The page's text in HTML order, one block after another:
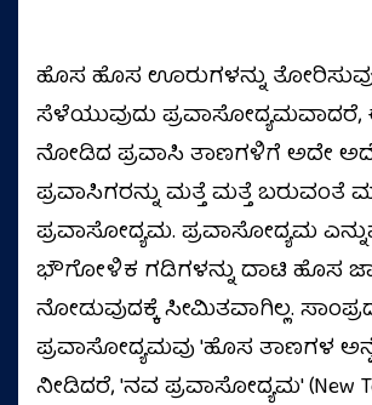
ಹೊಸ ಹೊಸ ಊರುಗಳನ್ನು
ಸೆಳೆಯುವುದು ಪ್ರವಾಸೋದ್ಯಮವಾದರೆ,
ನೋಡಿದ ಪ್ರವಾಸಿ ತಾಣಗಳಿಗೆ ಅದೇ
ಪ್ರವಾಸಿಗರನ್ನು ಮತ್ತೆ ಮತ್ತೆ ಬರುವಂತೆ
ಪ್ರವಾಸೋದ್ಯಮ. ಪ್ರವಾಸೋದ್ಯಮ
ಭೌಗೋಳಿಕ ಗಡಿಗಳನ್ನು ದಾಟಿ ಹೊಸ
ನೋಡುವುದಕ್ಕೆ ಸೀಮಿತವಾಗಿಲ್ಲ.
ಪ್ರವಾಸೋದ್ಯಮವು 'ಹೊಸ ತಾಣಗಳ
ನೀಡಿದರೆ, 'ನವ ಪ್ರವಾಸೋದ್ಯಮ' (New